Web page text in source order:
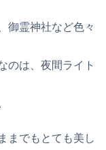
御霊神社など色々
のは、夜間ライト
までもとても美し